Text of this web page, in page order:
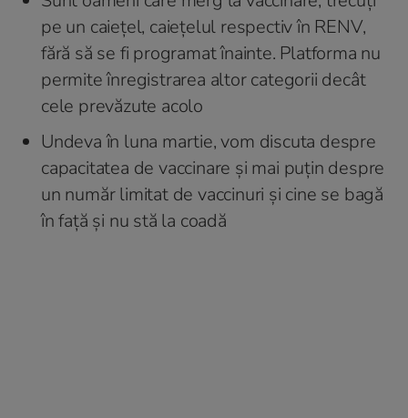
pe un caiețel, caiețelul respectiv în RENV,
fără să se fi programat înainte. Platforma nu
permite înregistrarea altor categorii decât
cele prevăzute acolo
Undeva în luna martie, vom discuta despre
capacitatea de vaccinare și mai puțin despre
un număr limitat de vaccinuri și cine se bagă
în față și nu stă la coadă